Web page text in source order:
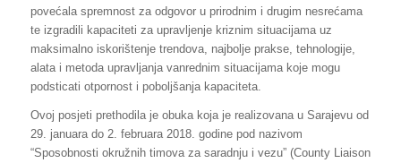
povećala spremnost za odgovor u prirodnim i drugim nesrećama
te izgradili kapaciteti za upravljenje kriznim situacijama uz
maksimalno iskorištenje trendova, najbolje prakse, tehnologije,
alata i metoda upravljanja vanrednim situacijama koje mogu
podsticati otpornost i poboljšanja kapaciteta.
Ovoj posjeti prethodila je obuka koja je realizovana u Sarajevu od
29. januara do 2. februara 2018. godine pod nazivom
“Sposobnosti okružnih timova za saradnju i vezu” (County Liaison